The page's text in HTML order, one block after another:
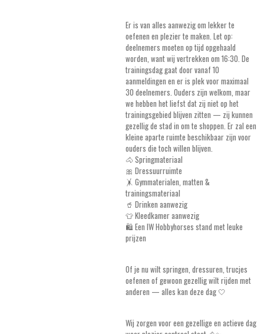
Er is van alles aanwezig om lekker te
oefenen en plezier te maken. Let op:
deelnemers moeten op tijd opgehaald
worden, want wij vertrekken om 16:30. De
trainingsdag gaat door vanaf 10
aanmeldingen en er is plek voor maximaal
30 deelnemers. Ouders zijn welkom, maar
we hebben het liefst dat zij niet op het
trainingsgebied blijven zitten — zij kunnen
gezellig de stad in om te shoppen. Er zal een
kleine aparte ruimte beschikbaar zijn voor
ouders die toch willen blijven.
🐴 Springmateriaal
🎀 Dressuurruimte
🤸 Gymmaterialen, matten &
trainingsmateriaal
🥤 Drinken aanwezig
👕 Kleedkamer aanwezig
🛍️ Een IW Hobbyhorses stand met leuke
prijzen
Of je nu wilt springen, dressuren, trucjes
oefenen of gewoon gezellig wilt rijden met
anderen — alles kan deze dag 🤍
Wij zorgen voor een gezellige en actieve dag